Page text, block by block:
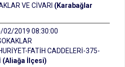
VE CİVARI (Karabağlar
02/2019 08:30:00
FATİH CADDELERİ-375-
(Aliağa İlçesi)